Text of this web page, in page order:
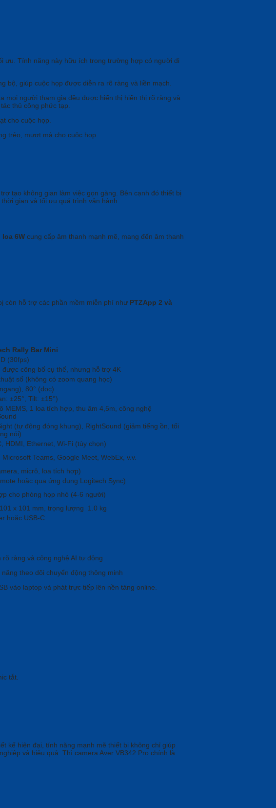
ưu. Tính năng này hữu ích trong trường hợp có người di
bộ, giúp cuộc họp được diễn ra rõ ràng và liền mạch.
mọi người tham gia đều được hiển thị hiển thị rõ ràng và
thủ công phức tạp.
cho cuộc họp.
trẻo, mượt mà cho cuộc họp.
tạo không gian làm việc gọn gàng. Bên cạnh đó thiết bị
gian và tối ưu quá trình vận hành.
loa 6W cung cấp âm thanh mạnh mẽ, mang đến âm thanh
còn hỗ trợ các phần mềm miễn phí như PTZApp 2 và
Rally Bar Mini
(30fps)
được công bố cụ thể, nhưng hỗ trợ 4K
số (không có zoom quang học)
80° (dọc)
±25°, Tilt: ±15°)
MEMS, 1 loa tích hợp, thu âm 4,5m, công nghệ
(tự động đóng khung), RightSound (giảm tiếng ồn, tối
nói)
HDMI, Ethernet, Wi-Fi (tùy chọn)
Microsoft Teams, Google Meet, WebEx, v.v.
micrô, loa tích hợp)
hoặc qua ứng dụng Logitech Sync)
cho phòng họp nhỏ (4-6 người)
x 101 mm, trọng lượng 1.0 kg
hoặc USB-C
ràng và công nghệ AI tự động
theo dõi chuyển động thông minh
vào laptop và phát trực tiếp lên nền tảng online.
tắt.
kế hiện đại, tính năng mạnh mẽ thiết bị không chỉ giúp
và hiệu quả. Thì camera Aver VB342 Pro chính là